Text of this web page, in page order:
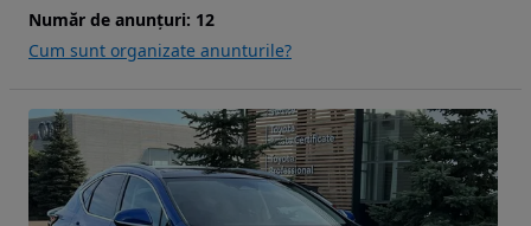
Număr de anunțuri: 12
Cum sunt organizate anunturile?